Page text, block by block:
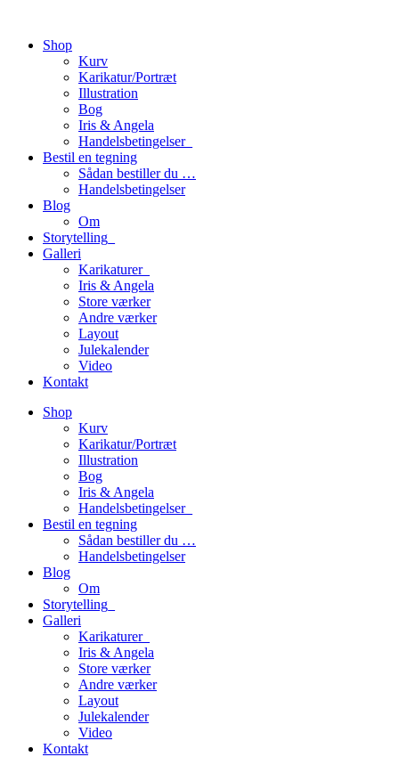
Shop
Kurv
Karikatur/Portræt
Illustration
Bog
Iris & Angela
Handelsbetingelser_
Bestil en tegning
Sådan bestiller du …
Handelsbetingelser
Blog
Om
Storytelling_
Galleri
Karikaturer_
Iris & Angela
Store værker
Andre værker
Layout
Julekalender
Video
Kontakt
Shop
Kurv
Karikatur/Portræt
Illustration
Bog
Iris & Angela
Handelsbetingelser_
Bestil en tegning
Sådan bestiller du …
Handelsbetingelser
Blog
Om
Storytelling_
Galleri
Karikaturer_
Iris & Angela
Store værker
Andre værker
Layout
Julekalender
Video
Kontakt